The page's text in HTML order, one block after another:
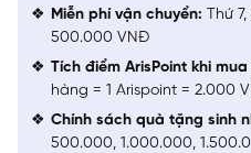
Miễn phí vận chuyển: Thứ
500.000 VNĐ
Tích điểm ArisPoint khi
hàng = 1 Arispoint = 2.000
Chính sách quà tặng sinh
500.000, 1.000.000,